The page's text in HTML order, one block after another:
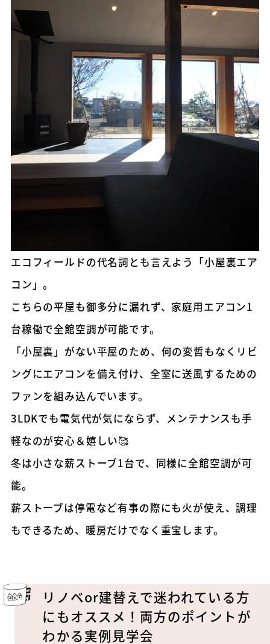
エコフィールドの代名詞とも言えよう「小屋裏エア
コン」。
こちらの平屋も御多分に漏れず、家庭用エアコン1
台稼働で全館空調が可能です。
「小屋裏」がない平屋のため、何の変哲もなくリビ
ングにエアコンを備え付け、全室に送風するための
ファンを組み込んでいます。
3LDKでも電気代が気にならず、メンテナンスも手
軽なのが安心＆嬉しい🥰
冬は小さな薪ストーブ1台で、同様に全館空調が可
能。
薪ストーブは停電など有事の際にも火が使え、調理
もできるため、暖房だけでなく重宝します。
リノベor建替えで迷われている方
にもオススメ！両方のポイントが
わかる実例見学会